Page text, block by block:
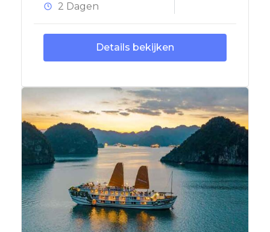
2 Dagen
Details bekijken